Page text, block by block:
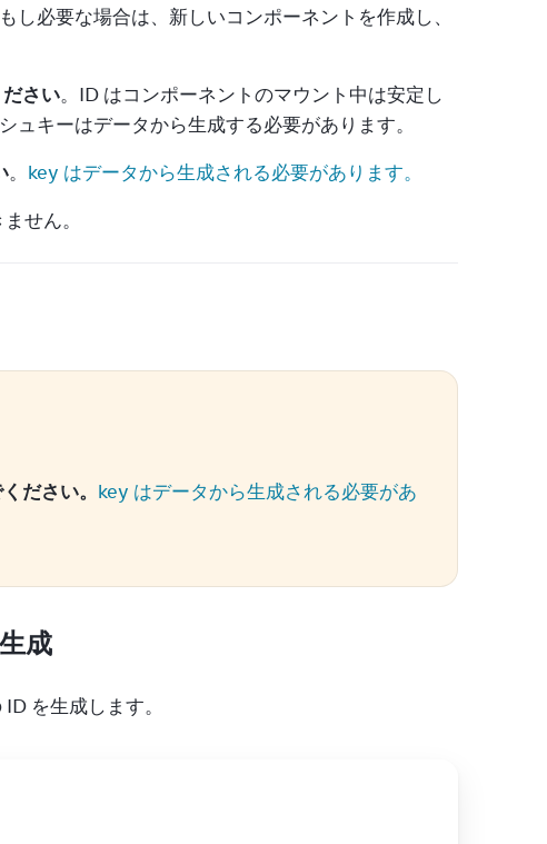
必要な場合は、新しいコンポーネントを作成し、
さい。ID はコンポーネントのマウント中は安定し
キーはデータから生成する必要があります。
。 key はデータから生成される必要があります。
せん。
ださい。 key はデータから生成される必要があ
成
を生成します。